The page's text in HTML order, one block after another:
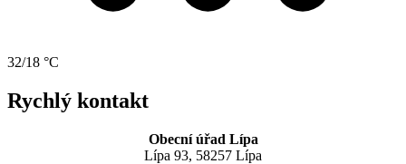
32/18 °C
Rychlý kontakt
Obecní úřad Lípa
Lípa 93, 58257 Lípa